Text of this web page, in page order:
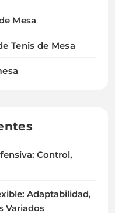
Mesa
Tenis de Mesa
Control,
Adaptabilidad,
Variados